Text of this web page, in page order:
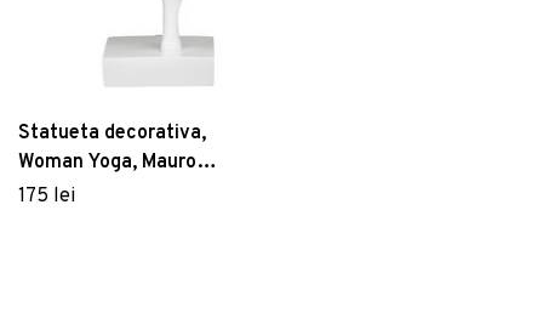
Statueta decorativa,
Woman Yoga, Mauro
Ferretti, 16 x 9 x 45.8 cm,
175 lei